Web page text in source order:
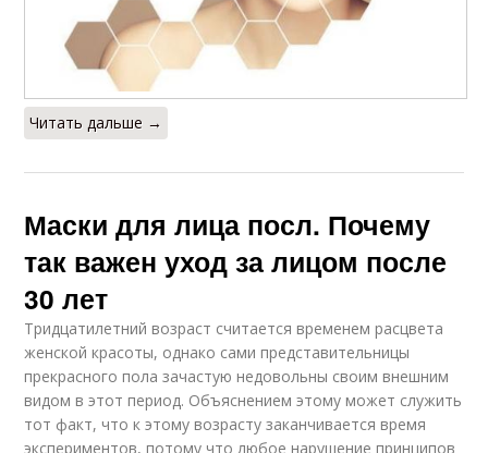
Читать дальше →
Маски для лица посл. Почему
так важен уход за лицом после
30 лет
Тридцатилетний возраст считается временем расцвета
женской красоты, однако сами представительницы
прекрасного пола зачастую недовольны своим внешним
видом в этот период. Объяснением этому может служить
тот факт, что к этому возрасту заканчивается время
экспериментов, потому что любое нарушение принципов